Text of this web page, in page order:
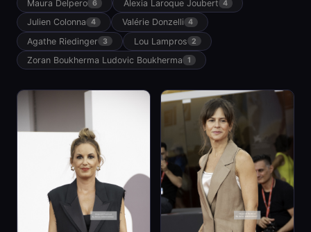
Maura Delpero 6 Alexia Laroque Joubert 4
Julien Colonna 4 Valérie Donzelli 4
Agathe Riedinger 3 Lou Lampros 2
Zoran Boukherma Ludovic Boukherma 1